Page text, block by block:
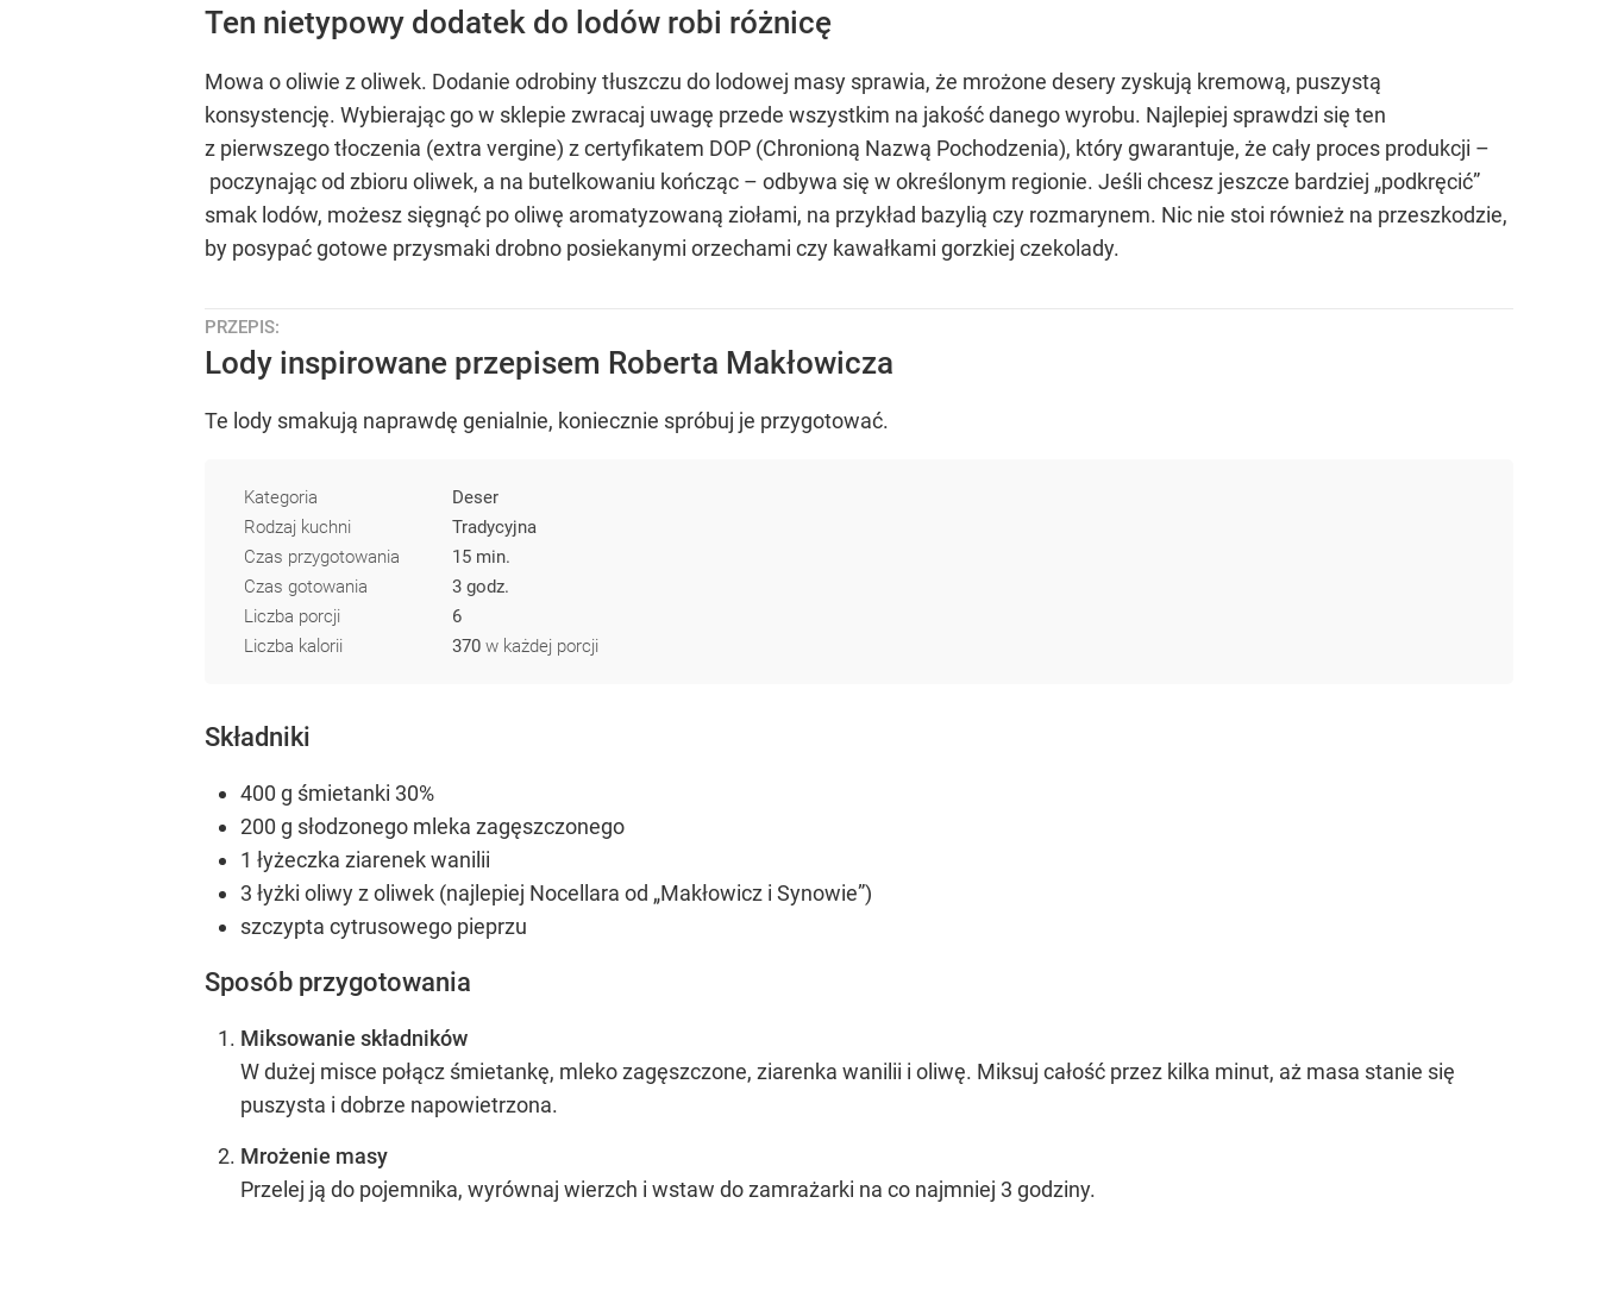
Ten nietypowy dodatek do lodów robi różnicę
Mowa o oliwie z oliwek. Dodanie odrobiny tłuszczu do lodowej masy sprawia, że mrożone desery zyskują kremową, puszystą
konsystencję. Wybierając go w sklepie zwracaj uwagę przede wszystkim na jakość danego wyrobu. Najlepiej sprawdzi się ten
z pierwszego tłoczenia (extra vergine) z certyfikatem DOP (Chronioną Nazwą Pochodzenia), który gwarantuje, że cały proces produkcji –
poczynając od zbioru oliwek, a na butelkowaniu kończąc – odbywa się w określonym regionie. Jeśli chcesz jeszcze bardziej „podkręcić”
smak lodów, możesz sięgnąć po oliwę aromatyzowaną ziołami, na przykład bazylią czy rozmarynem. Nic nie stoi również na przeszkodzie,
by posypać gotowe przysmaki drobno posiekanymi orzechami czy kawałkami gorzkiej czekolady.
PRZEPIS:
Lody inspirowane przepisem Roberta Makłowicza
Te lody smakują naprawdę genialnie, koniecznie spróbuj je przygotować.
Kategoria
Deser
Rodzaj kuchni
Tradycyjna
Czas przygotowania
15 min.
Czas gotowania
3 godz.
Liczba porcji
6
Liczba kalorii
370 w każdej porcji
Składniki
400 g śmietanki 30%
200 g słodzonego mleka zagęszczonego
1 łyżeczka ziarenek wanilii
3 łyżki oliwy z oliwek (najlepiej Nocellara od „Makłowicz i Synowie”)
szczypta cytrusowego pieprzu
Sposób przygotowania
Miksowanie składników
W dużej misce połącz śmietankę, mleko zagęszczone, ziarenka wanilii i oliwę. Miksuj całość przez kilka minut, aż masa stanie się
puszysta i dobrze napowietrzona.
Mrożenie masy
Przelej ją do pojemnika, wyrównaj wierzch i wstaw do zamrażarki na co najmniej 3 godziny.